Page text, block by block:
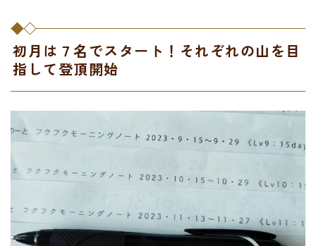
初月は７名でスタート！それぞれの山を目
指して登頂開始